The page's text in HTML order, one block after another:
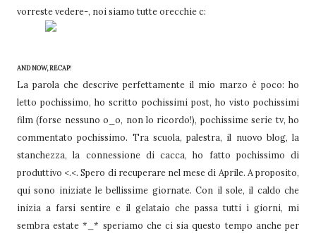
vorreste vedere-, noi siamo tutte orecchie c:
AND NOW, RECAP!
La parola che descrive perfettamente il mio marzo è poco: ho
letto pochissimo, ho scritto pochissimi post, ho visto pochissimi
film (forse nessuno o_o, non lo ricordo!), pochissime serie tv, ho
commentato pochissimo. Tra scuola, palestra, il nuovo blog, la
stanchezza, la connessione di cacca, ho fatto pochissimo di
produttivo <.<. Spero di recuperare nel mese di Aprile. A proposito,
qui sono iniziate le bellissime giornate. Con il sole, il caldo che
inizia a farsi sentire e il gelataio che passa tutti i giorni, mi
sembra estate *_* speriamo che ci sia questo tempo anche per